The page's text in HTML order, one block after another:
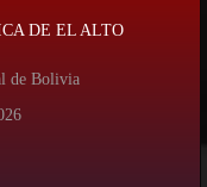
DE EL ALTO
de Bolivia